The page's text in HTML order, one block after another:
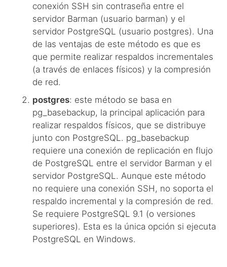
conexión SSH sin contraseña entre el
servidor Barman (usuario barman) y el
servidor PostgreSQL (usuario postgres). Una
de las ventajas de este método es que es
que permite realizar respaldos incrementales
(a través de enlaces físicos) y la compresión
de red.
postgres: este método se basa en
pg_basebackup, la principal aplicación para
realizar respaldos físicos, que se distribuye
junto con PostgreSQL. pg_basebackup
requiere una conexión de replicación en flujo
de PostgreSQL entre el servidor Barman y el
servidor PostgreSQL. Aunque este método
no requiere una conexión SSH, no soporta el
respaldo incremental y la compresión de red.
Se requiere PostgreSQL 9.1 (o versiones
superiores). Esta es la única opción si ejecuta
PostgreSQL en Windows.